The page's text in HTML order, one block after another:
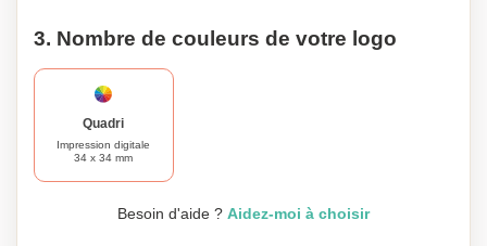
3. Nombre de couleurs de votre logo
Quadri
Impression digitale
34 x 34 mm
Besoin d'aide ? Aidez-moi à choisir